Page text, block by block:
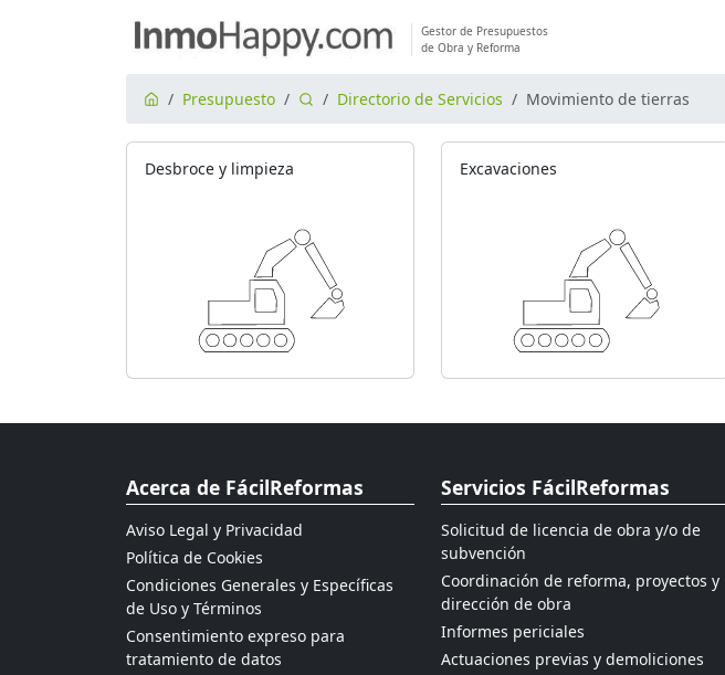
Gestor de Presupuestos
de Obra y Reforma
Presupuesto Directorio de Servicios Movimiento de tierras
Desbroce y limpieza Excavaciones
Acerca de FácilReformas
Aviso Legal y Privacidad
Política de Cookies
Condiciones Generales y Específicas
de Uso y Términos
Consentimiento expreso para
tratamiento de datos
Servicios FácilReformas
Solicitud de licencia de obra y/o de
subvención
Coordinación de reforma, proyectos y
dirección de obra
Informes periciales
Actuaciones previas y demoliciones